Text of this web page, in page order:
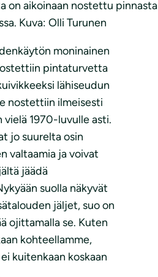
on aikoinaan nostettu
Kuva: Olli Turunen
moninainen
pintaturvetta
lähiseudun
nostettiin ilmeisesti
vielä 1970-luvulle asti.
jo suurelta osin
valtaamia ja voivat
jäädä
suolla näkyvät
jäljet, suo on
ojittamalla se. Kuten
kohteellamme,
kuitenkaan koskaan